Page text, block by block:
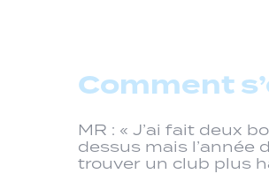
Comment
MR : « J’ai fait deux
dessus mais l’année
trouver un club plus